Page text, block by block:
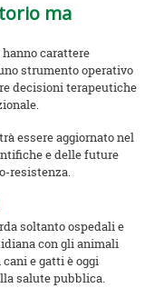
ma
carattere
strumento operativo
decisioni terapeutiche
essere aggiornato nel
e delle future
resistenza.
soltanto ospedali e
con gli animali
e gatti è oggi
salute pubblica.